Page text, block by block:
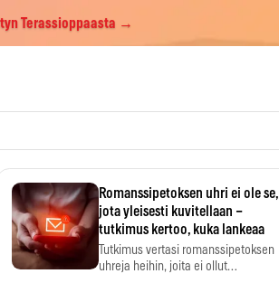
Terassioppaasta →
Romanssipetoksen uhri ei ole se,
jota yleisesti kuvitellaan –
tutkimus kertoo, kuka lankeaa
Tutkimus vertasi romanssipetoksen
uhreja heihin, joita ei ollut…